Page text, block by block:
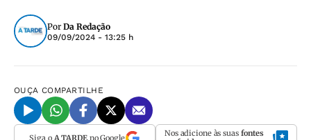
Por Da Redação
09/09/2024 - 13:25 h
OUÇA COMPARTILHE
Siga o A TARDEno Google Nos adicione às suas fontes